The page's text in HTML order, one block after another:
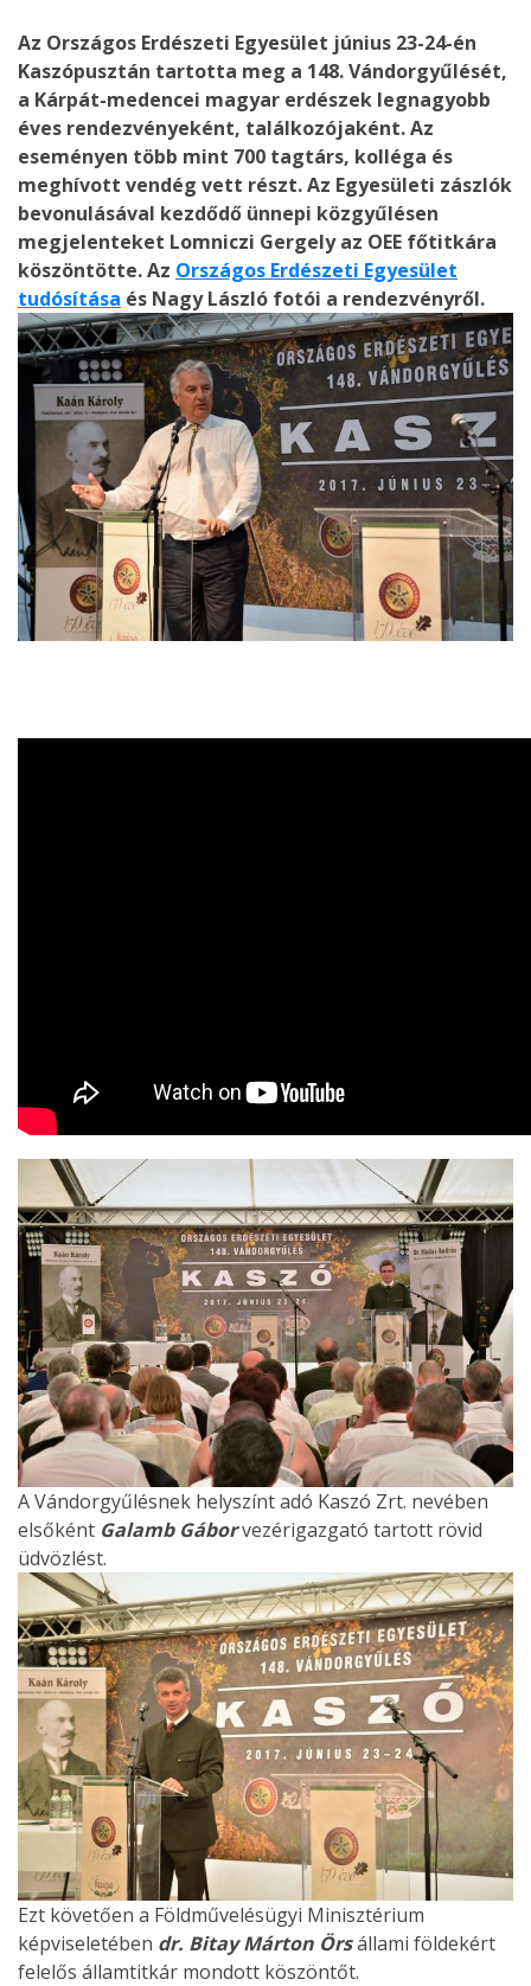
Az Országos Erdészeti Egyesület június 23-24-én
Kaszópusztán tartotta meg a 148. Vándorgyűlését,
a Kárpát-medencei magyar erdészek legnagyobb
éves rendezvényeként, találkozójaként. Az
eseményen több mint 700 tagtárs, kolléga és
meghívott vendég vett részt. Az Egyesületi zászlók
bevonulásával kezdődő ünnepi közgyűlésen
megjelenteket Lomniczi Gergely az OEE főtitkára
köszöntötte. Az Országos Erdészeti Egyesület
tudósítása és Nagy László fotói a rendezvényről.
A Vándorgyűlésnek helyszínt adó Kaszó Zrt. nevében
elsőként Galamb Gáborvezérigazgató tartott rövid
üdvözlést.
Ezt követően a Földművelésügyi Minisztérium
képviseletében dr. Bitay Márton Örsállami földekért
felelős államtitkár mondott köszöntőt.